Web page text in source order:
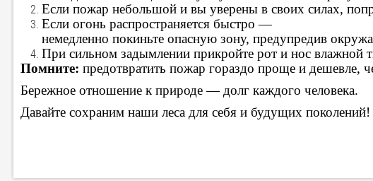
Если пожар небольшой и вы уверены в своих силах,
Если огонь распространяется быстро —
немедленно покиньте опасную зону, предупредив
При сильном задымлении прикройте рот и нос влажной
Помните: предотвратить пожар гораздо проще и дешевле,
Бережное отношение к природе — долг каждого человека.
Давайте сохраним наши леса для себя и будущих поколений!